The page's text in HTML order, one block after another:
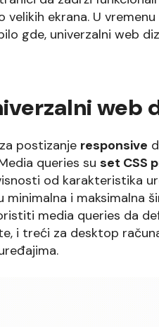
ekrana. U
gde, univerzalni web
web
postizanje responsive
queries su set CSS
od karakteristika
i maksimalna
media queries da
i treći za desktop